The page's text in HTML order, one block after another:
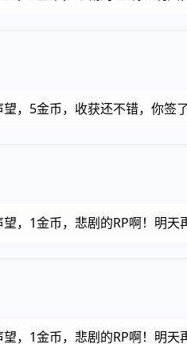
，5金币，收获还不错，你签了
，1金币，悲剧的RP啊！明天
，1金币，悲剧的RP啊！明天